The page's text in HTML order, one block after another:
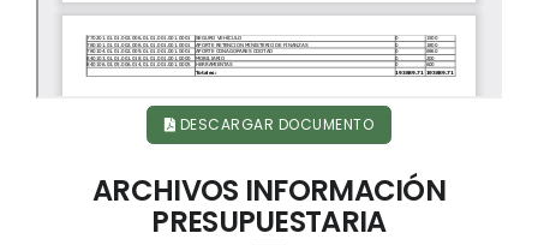
DESCARGAR DOCUMENTO
ARCHIVOS INFORMACIÓN
PRESUPUESTARIA